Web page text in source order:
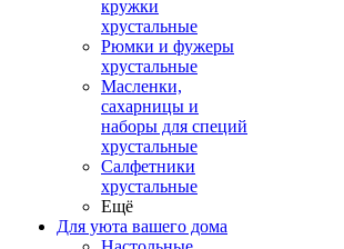
кружки
хрустальные
Рюмки и фужеры
хрустальные
Масленки,
сахарницы и
наборы для специй
хрустальные
Салфетники
хрустальные
Ещё
Для уюта вашего дома